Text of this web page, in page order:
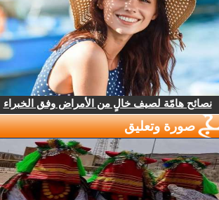
نصائح هامّة لصيف خالٍ من الأمراض وفق الخبراء
صورة وتعليق